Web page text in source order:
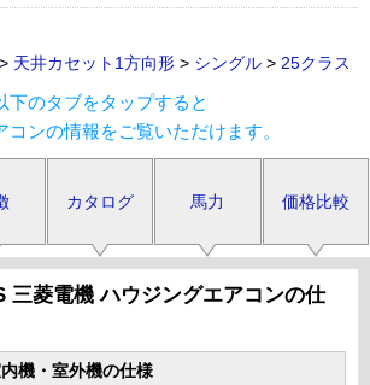
> 天井カセット1方向形 > シングル > 25クラス
下のタブをタップすると
コンの情報をご覧いただけます。
カタログ 馬力 価格比較
三菱電機 ハウジングエアコンの仕
機・室外機の仕様